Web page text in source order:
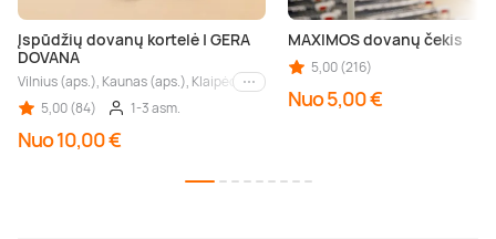
Įspūdžių dovanų kortelė | GERA
DOVANA
Vilnius (aps.), Kaunas (aps.), Klaipėda (aps.), Palanga (aps.), Nida (aps.),
Kiti miestai
5,00 (84)
1-3 asm.
Nuo 10,00 €
MAXIMOS dovanų čekis
5,00 (216)
Nuo 5,00 €